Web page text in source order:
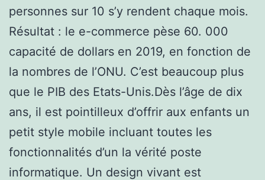
personnes sur 10 s’y rendent chaque mois.
Résultat : le e-commerce pèse 60. 000
capacité de dollars en 2019, en fonction de
la nombres de l’ONU. C’est beaucoup plus
que le PIB des Etats-Unis.Dès l’âge de dix
ans, il est pointilleux d’offrir aux enfants un
petit style mobile incluant toutes les
fonctionnalités d’un la vérité poste
informatique. Un design vivant est